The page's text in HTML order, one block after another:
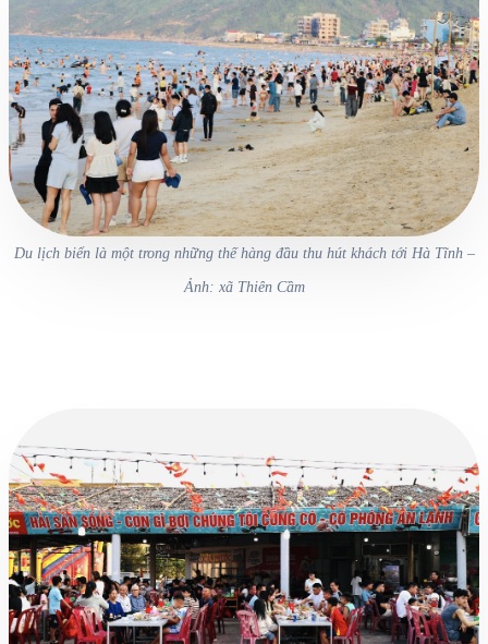
Du lịch biển là một trong những thế hàng đầu thu hút khách tới Hà Tĩnh –
Ảnh: xã Thiên Cầm